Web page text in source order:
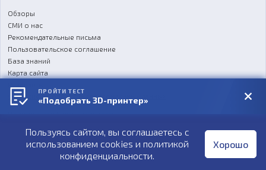
Обзоры
СМИ о нас
Рекомендательные письма
Пользовательское соглашение
База знаний
Карта сайта
Согласие на обработку персональных данных
Публичная оферта
Пользуясь сайтом, вы соглашаетесь с
использованием cookies и политикой
конфиденциальности.
Хорошо
ПРОЙТИ ТЕСТ
«Подобрать 3D-принтер»